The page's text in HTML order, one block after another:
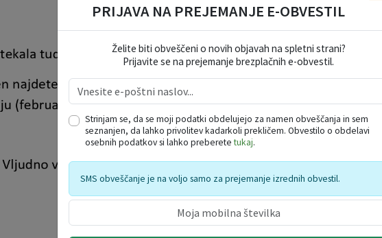
PRIJAVA NA PREJEMANJE E-OBVESTIL
Želite biti obveščeni o novih objavah na spletni strani?
Prijavite se na prejemanje brezplačnih e-obvestil.
Strinjam se, da se moji podatki obdelujejo za namen obveščanja in sem
seznanjen, da lahko privolitev kadarkoli prekličem. Obvestilo o obdelavi
osebnih podatkov si lahko preberetetukaj.
SMS obveščanje je na voljo samo za prejemanje izrednih obvestil.